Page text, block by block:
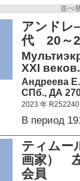
並べ
アンド
代 20～
XXI веков.
Андреева
СПб., ДА
2023 年 R252240
В период
ティムー
画家）
会員